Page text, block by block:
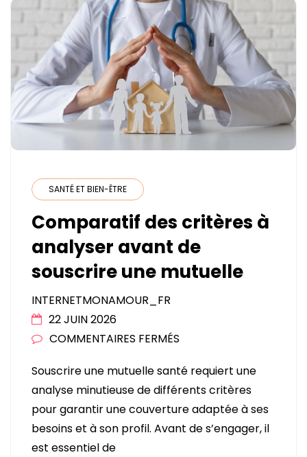
DU
MONDE
SANTÉ ET BIEN-ÊTRE
Comparatif des critères à
analyser avant de
souscrire une mutuelle
INTERNETMONAMOUR_FR
22 JUIN 2026
COMMENTAIRES FERMÉS
DES
CRITÈRES
À
ANALYSER
Souscrire une mutuelle santé requiert une
analyse minutieuse de différents critères
pour garantir une couverture adaptée à ses
besoins et à son profil. Avant de s’engager, il
est essentiel de